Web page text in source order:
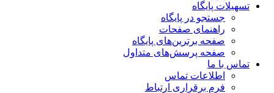
تسهیلات پایگاه
جستجو در پایگاه
راهنمای صفحات
صفحه برترین‌های پایگاه
صفحه پرسش‌های متداول
تماس با ما
اطلاعات تماس
فرم برقراری ارتباط